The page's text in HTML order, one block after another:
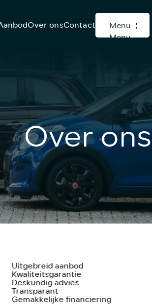
Over onsContact
Menu
Menu
Over ons
Uitgebreid aanbod
Kwaliteitsgarantie
Deskundig advies
Transparant
Gemakkelijke financiering